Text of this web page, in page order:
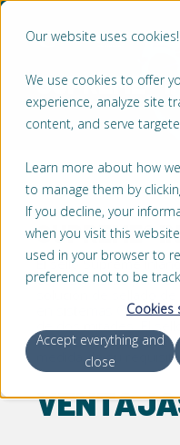
Our website uses cookies!
We use cookies to offer
experience, analyze site
content, and serve
Learn more about how
to manage them by
If you decline, your
when you visit this
used in your browser to
preference not to be
Cookies
Accept everything and
close
SUPREME®
SUPREME®
El sello Supreme
especialmente para
solución de sellado
en sistemas CPP y
de dos mitades. El
de opciones y puede
medida de su